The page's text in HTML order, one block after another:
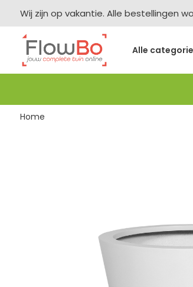
Wij zijn op vakantie. Alle bestellingen
Alle
-
Home